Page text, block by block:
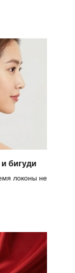
бигуди
локоны не